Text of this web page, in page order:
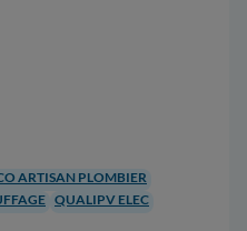
ARTISAN PLOMBIER
QUALIPV ELEC